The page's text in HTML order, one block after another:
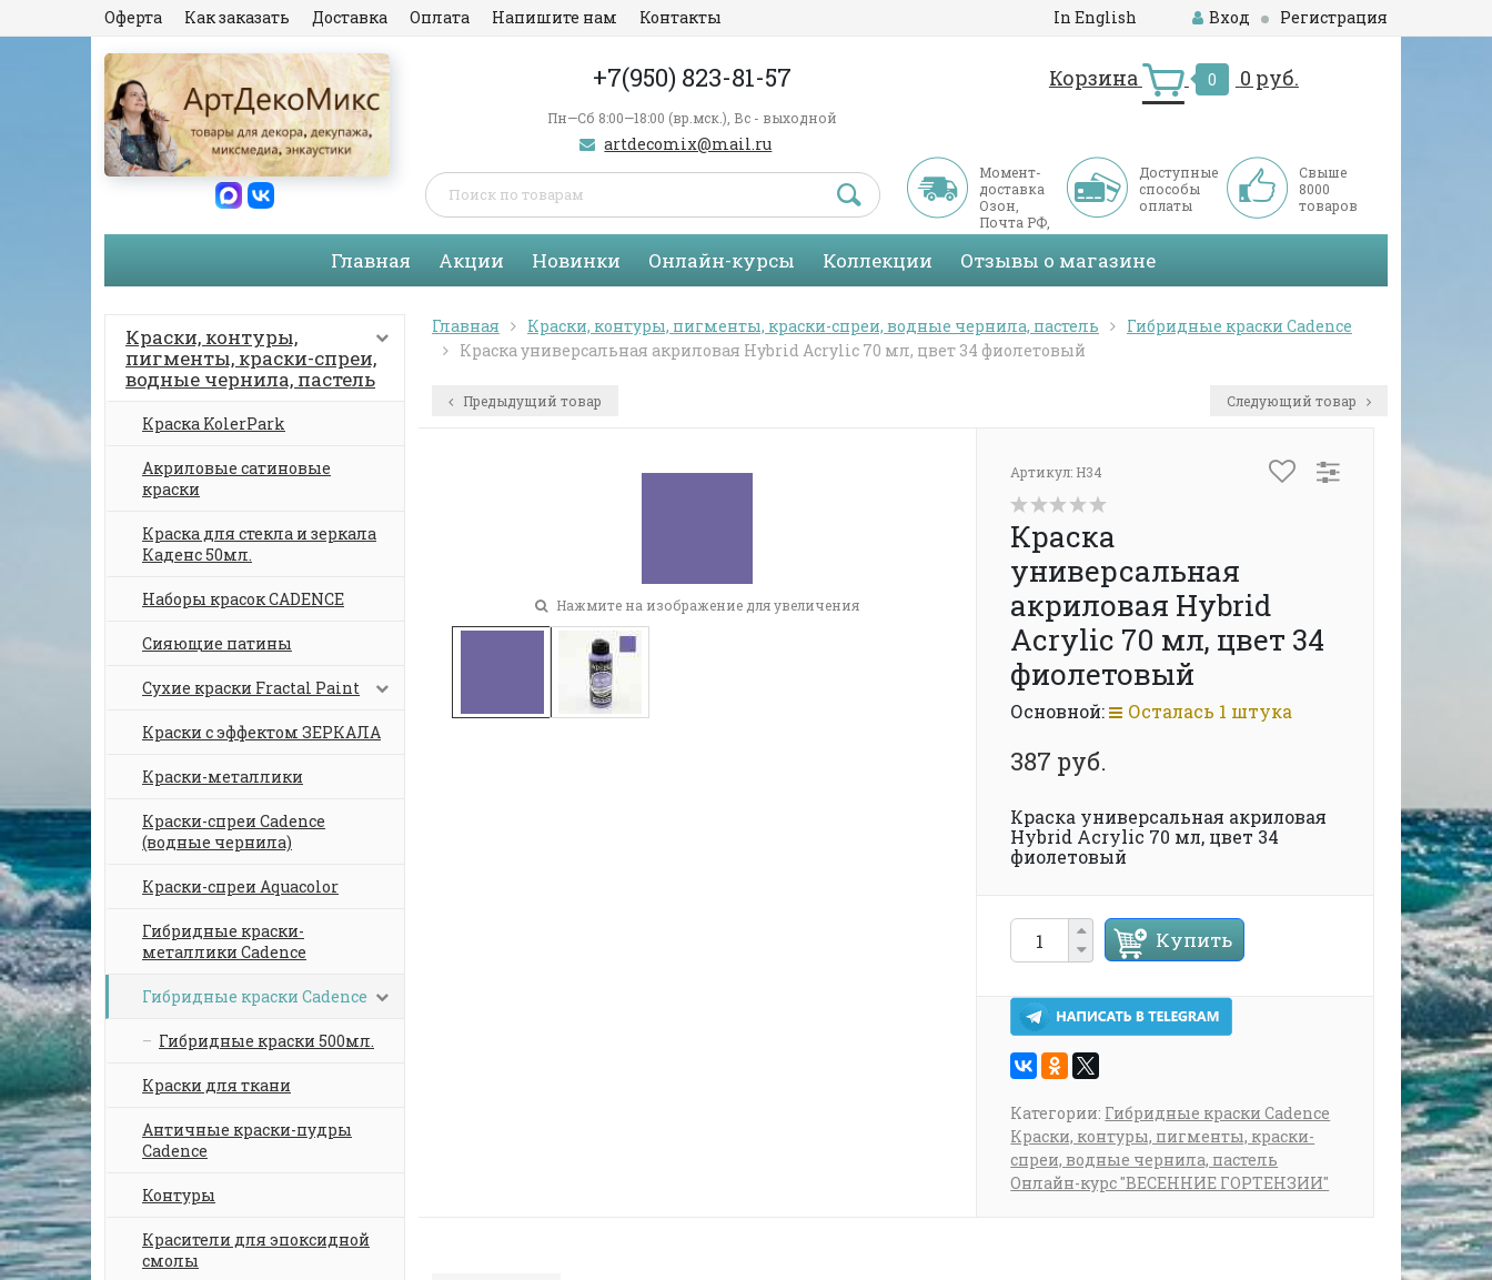
Оферта Как заказать Доставка Оплата Напишите нам Контакты In English Вход Регистрация
+7(950) 823-81-57
Пн—Сб 8:00—18:00 (вр.мск.), Вс - выходной
artdecomix@mail.ru
Корзина 0 0 руб.
Момент-
доставка
Озон,
Почта РФ,
СДЭК
Доступные
способы
оплаты
Свыше
8000
товаров
Главная Акции Новинки Онлайн-курсы Коллекции Отзывы о магазине
Краски, контуры,
пигменты, краски-спреи,
водные чернила, пастель
Краска KolerPark
Акриловые сатиновые
краски
Краска для стекла и зеркала
Каденс 50мл.
Наборы красок CADENCE
Сияющие патины
Сухие краски Fractal Paint
Краски с эффектом ЗЕРКАЛА
Краски-металлики
Краски-спреи Cadence
(водные чернила)
Краски-спреи Aquacolor
Гибридные краски-
металлики Cadence
Гибридные краски Cadence
Гибридные краски 500мл.
Краски для ткани
Античные краски-пудры
Cadence
Контуры
Красители для эпоксидной
смолы
Главная Краски, контуры, пигменты, краски-спреи, водные чернила, пастель
Гибридные краски Cadence
Краска универсальная акриловая Hybrid Acrylic 70 мл, цвет 34 фиолетовый
Предыдущий товар Следующий товар
Нажмите на изображение для увеличения
Артикул: H34
Краска
универсальная
акриловая Hybrid
Acrylic 70 мл, цвет 34
фиолетовый
Основной: Осталась 1 штука
387 руб.
Краска универсальная акриловая
Hybrid Acrylic 70 мл, цвет 34
фиолетовый
Купить
Категории: Гибридные краски Cadence
Краски, контуры, пигменты, краски-
спреи, водные чернила, пастель
Онлайн-курс "ВЕСЕННИЕ ГОРТЕНЗИИ"